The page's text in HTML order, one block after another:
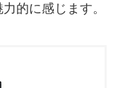
的に感じます。